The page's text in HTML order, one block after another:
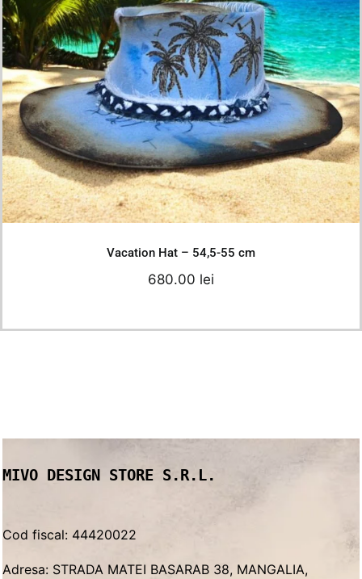
Vacation Hat – 54,5-55 cm
680.00lei
Details
Vacation Hat – 54,5-55 cm
680.00 lei
MIVO DESIGN STORE S.R.L.
Cod fiscal: 44420022
Adresa: STRADA MATEI BASARAB 38, MANGALIA,